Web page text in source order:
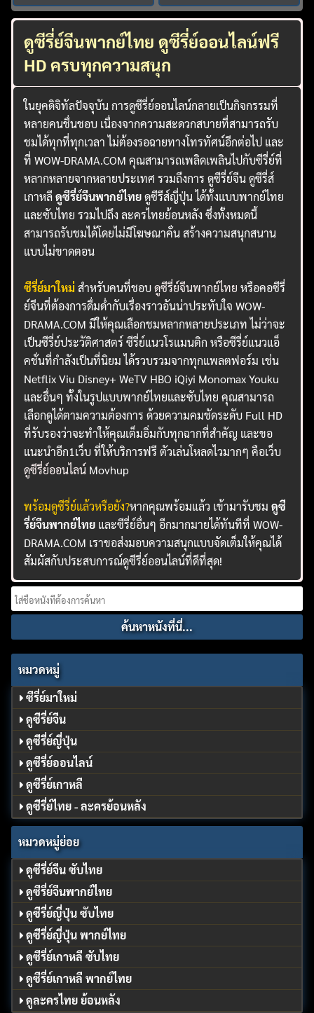
ดูซีรี่ย์จีนพากย์ไทย ดูซีรี่ย์ออนไลน์ฟรี
HD ครบทุกความสนุก
ในยุคดิจิทัลปัจจุบัน การดูซีรี่ย์ออนไลน์กลายเป็นกิจกรรมที่
หลายคนชื่นชอบ เนื่องจากความสะดวกสบายที่สามารถรับ
ชมได้ทุกที่ทุกเวลา ไม่ต้องรอฉายทางโทรทัศน์อีกต่อไป และ
ที่ WOW-DRAMA.COM คุณสามารถเพลิดเพลินไปกับซีรี่ย์ที่
หลากหลายจากหลายประเทศ รวมถึงการ ดูซีรี่ย์จีน ดูซีรี่ส์
เกาหลีดูซีรี่ย์จีนพากย์ไทยดูซีรีส์ญี่ปุ่น ได้ทั้งแบบพากย์ไทย
และซับไทย รวมไปถึง ละครไทยย้อนหลัง ซึ่งทั้งหมดนี้
สามารถรับชมได้โดยไม่มีโฆษณาคั่น สร้างความสนุกสนาน
แบบไม่ขาดตอน
ซีรี่ย์มาใหม่ สำหรับคนที่ชอบดูซีรี่ย์จีนพากย์ไทย หรือคอซีรี่
ย์จีนที่ต้องการดื่มด่ำกับเรื่องราวอันน่าประทับใจ WOW-
DRAMA.COM มีให้คุณเลือกชมหลากหลายประเภท ไม่ว่าจะ
เป็นซีรี่ย์ประวัติศาสตร์ ซีรี่ย์แนวโรแมนติก หรือซีรี่ย์แนวแอ็
คชั่นที่กำลังเป็นที่นิยม ได้รวบรวมจากทุกแพลตฟอร์ม เช่น
Netflix Viu Disney+ WeTV HBO iQiyi Monomax Youku
และอื่นๆ ทั้งในรูปแบบพากย์ไทยและซับไทย คุณสามารถ
เลือกดูได้ตามความต้องการ ด้วยความคมชัดระดับ Full HD
ที่รับรองว่าจะทำให้คุณเต็มอิ่มกับทุกฉากที่สำคัญ และขอ
แนะนำอีก1เว็บ ที่ให้บริการฟรี ตัวเล่นโหลดไวมากๆ คือเว็บ
ดูซีรี่ย์ออนไลน์ Movhup
พร้อมดูซีรี่ย์แล้วหรือยัง?หากคุณพร้อมแล้ว เข้ามารับชมดูซี
รี่ย์จีนพากย์ไทย และซีรี่ย์อื่นๆ อีกมากมายได้ทันทีที่ WOW-
DRAMA.COM เราขอส่งมอบความสนุกแบบจัดเต็มให้คุณได้
สัมผัสกับประสบการณ์ดูซีรี่ย์ออนไลน์ที่ดีที่สุด!
Search
for:
หมวดหมู่
ซีรี่ย์มาใหม่
ดูซีรี่ย์จีน
ดูซีรี่ย์ญี่ปุ่น
ดูซีรี่ย์ออนไลน์
ดูซีรี่ย์เกาหลี
ดูซีรี่ย์ไทย - ละครย้อนหลัง
หมวดหมู่ย่อย
ดูซีรี่ย์จีน ซับไทย
ดูซีรี่ย์จีนพากย์ไทย
ดูซีรี่ย์ญี่ปุ่น ซับไทย
ดูซีรี่ย์ญี่ปุ่น พากย์ไทย
ดูซีรี่ย์เกาหลี ซับไทย
ดูซีรี่ย์เกาหลี พากย์ไทย
ดูละครไทย ย้อนหลัง